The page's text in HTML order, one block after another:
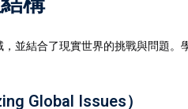
結合了現實世界的挑戰與問題
Global Issues）